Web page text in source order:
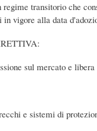
regime transitorio che
vigore alla data
sul mercato e
e sistemi di